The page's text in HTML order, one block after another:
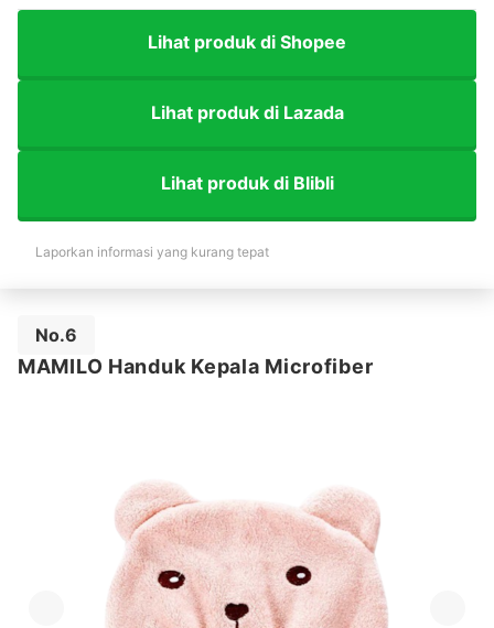
Lihat produk di Shopee
Lihat produk di Lazada
Lihat produk di Blibli
Laporkan informasi yang kurang tepat
No.6
MAMILO Handuk Kepala Microfiber